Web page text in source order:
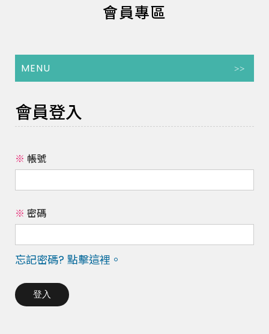
會員專區
MENU
會員登入
※ 帳號
※ 密碼
忘記密碼? 點擊這裡。